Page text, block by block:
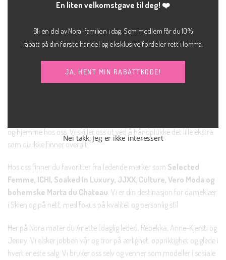
kr499.00 SOLBRILLER
og hjemme hos oss. Vi skiller oss ut ved å håndplukke det lille ekstra
som du ikke finner overalt!
Hos oss finner du favoritter fra ledende merker som Selected
Femme, ICHI, Soaked In Luxury, JJXX, Culture, Vero Moda og
bohemske Marta du Chateau. Vi er din destinasjon for dameklær
i Skien og på nett, med fokus på kvalitet og personlig stil.
Her på Nora møter du Anette (daglig leder), Rebekka, Anne-Kjersti og
Jenny. Vi elsker jobben vår og tror på ærlighet, oppriktighet og glede i
hvert eneste salg. Vi bruker oss selv og venner som modeller i sosiale
En liten velkomstgave til deg! ❤️
Bli en del av Nora-familien i dag. Som medlem får du 10%
rabatt på din første handel og eksklusive fordeler rett i lomma.
JA, HENT MIN RABATTKODE!
Nei takk, Jeg er ikke interessert